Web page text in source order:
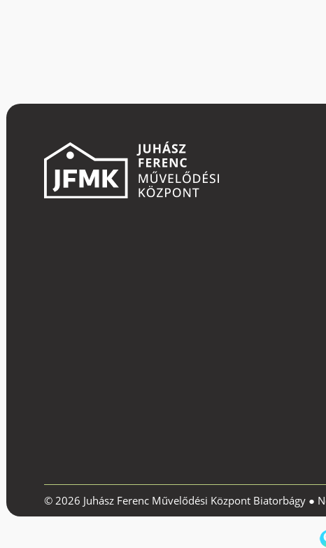
© 2026 Juhász Ferenc Művelődési Központ Biatorbágy ●